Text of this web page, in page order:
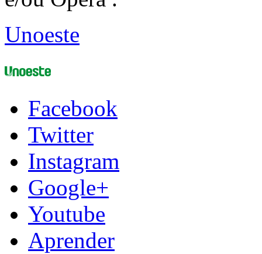
Unoeste
Facebook
Twitter
Instagram
Google+
Youtube
Aprender